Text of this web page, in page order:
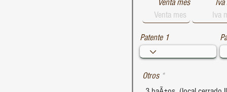
Venta mes Iva
Patente 1
Otros